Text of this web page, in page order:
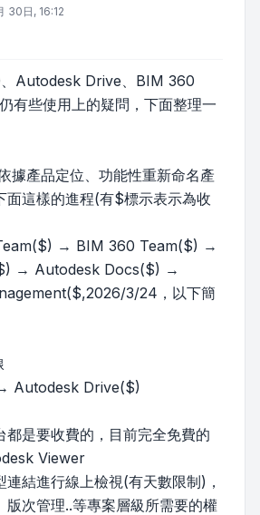
30日, 16:12
Autodesk Drive、BIM 360
有些使用上的疑問，下面整理一
產品定位、功能性重新命名產
面這樣的進程(有$標示表示為收
→ BIM 360 Team($) →
→ Autodesk Docs($) →
3/24，以下簡
Autodesk Drive($)
都是要收費的，目前完全免費的
Viewer
結進行線上檢視(有天數限制)，
版次管理..等專案層級所需要的權